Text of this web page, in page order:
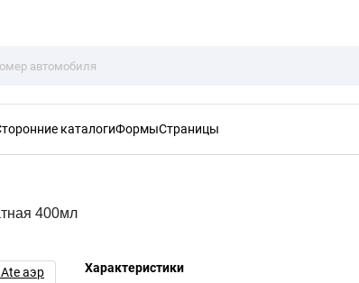
каталогиФормыСтраницы
400мл
Характеристики